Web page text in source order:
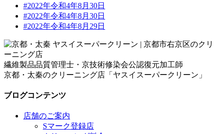
#2022年令和4年8月30日
#2022年令和4年8月30日
#2022年令和4年8月29日
繊維製品品質管理士・京技術修染会公認復元加工師
京都・太秦のクリーニング店「ヤスイスーパークリーン」
ブログコンテンツ
店舗のご案内
Sマーク登録店